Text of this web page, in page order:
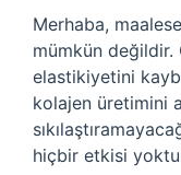
Merhaba,
mümkün değildir.
elastikiyetini
kolajen üretimini
hiçbir etkisi